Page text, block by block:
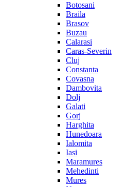
Botosani
Braila
Brasov
Buzau
Calarasi
Caras-Severin
Cluj
Constanta
Covasna
Dambovita
Dolj
Galati
Gorj
Harghita
Hunedoara
Ialomita
Iasi
Maramures
Mehedinti
Mures